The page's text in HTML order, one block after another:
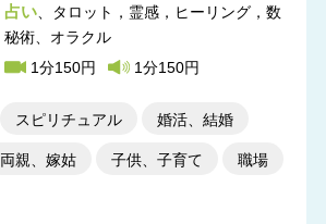
占い
タロット，霊感，ヒーリング，数
秘術
オラクル
1分150円
1分150円
スピリチュアル 婚活、結婚
両親、嫁姑 子供、子育て 職場